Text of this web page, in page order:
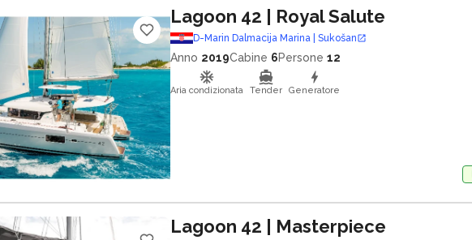
Lagoon 42 | Royal Salute
D-Marin Dalmacija Marina | Sukošan
Anno 2019Cabine 6Persone 12
Aria condizionata Tender Generatore
Lagoon 42 | Masterpiece